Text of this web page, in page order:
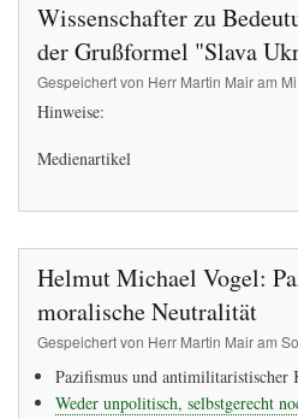
Wissenschafter zu
der Grußformel "Slava
Gespeichert von Herr Martin Mairam
Hinweise:
Medienartikel
Helmut Michael Vogel:
moralische Neutralität
Gespeichert von Herr Martin Mairam
Pazifismus und antimilitaristischer
Weder unpolitisch, selbstgerecht